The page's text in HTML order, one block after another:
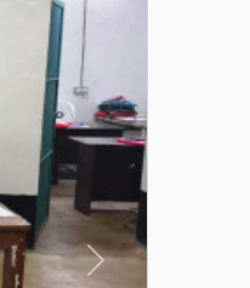
Next